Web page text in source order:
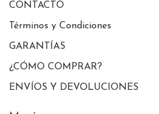
CONTACTO
Términos y Condiciones
GARANTÍAS
¿CÓMO COMPRAR?
ENVÍOS Y DEVOLUCIONES